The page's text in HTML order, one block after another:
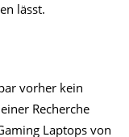
lässt.
vorher kein
Recherche
Laptops von